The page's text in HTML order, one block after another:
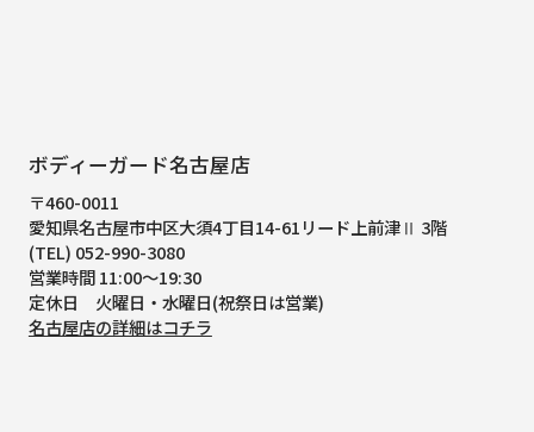
ボディーガード名古屋店
〒460-0011
愛知県名古屋市中区大須4丁目14-61リード上前津Ⅱ 3階
(TEL) 052-990-3080
営業時間 11:00～19:30
定休日 火曜日・水曜日(祝祭日は営業)
名古屋店の詳細はコチラ